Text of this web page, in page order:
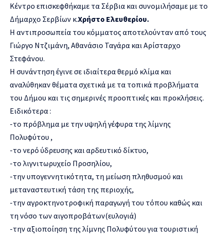
Κέντρο επισκεφθήκαμε τα Σέρβια και συνομιλήσαμε με το
Δήμαρχο Σερβίων κ.Χρήστο Ελευθερίου.
Η αντιπροσωπεία του κόμματος αποτελούνταν από τους
Γιώργο Ντζιμάνη, Αθανάσιο Ταγάρα και Αρίσταρχο
Στεφάνου.
Η συνάντηση έγινε σε ιδιαίτερα θερμό κλίμα και
αναλύθηκαν θέματα σχετικά με τα τοπικά προβλήματα
του Δήμου και τις σημερινές προοπτικές και προκλήσεις.
Ειδικότερα :
-το πρόβλημα με την υψηλή γέφυρα της λίμνης
Πολυφύτου ,
-το νερό ύδρευσης και αρδευτικό δίκτυο,
-το λιγνιτωρυχείο Προσηλίου,
-την υπογεννητικότητα, τη μείωση πληθυσμού και
μεταναστευτική τάση της περιοχής,
-την αγροκτηνοτροφική παραγωγή του τόπου καθώς και
τη νόσο των αιγοπροβάτων(ευλογιά)
-την αξιοποίηση της λίμνης Πολυφύτου για τουριστική